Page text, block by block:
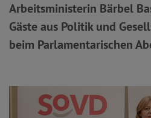
Arbeitsministerin Bärbel
Gäste aus Politik und
beim Parlamentarischen